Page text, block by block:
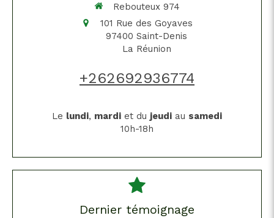
Rebouteux 974
101 Rue des Goyaves
97400 Saint-Denis
La Réunion
+262692936774
Le lundi, mardi et du jeudi au samedi
10h-18h
Dernier témoignage